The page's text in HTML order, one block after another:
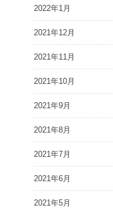
2022年1月
2021年12月
2021年11月
2021年10月
2021年9月
2021年8月
2021年7月
2021年6月
2021年5月